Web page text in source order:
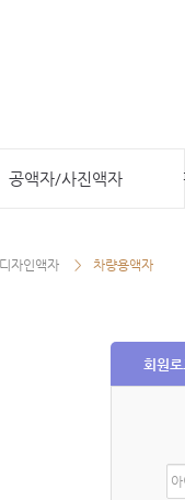
공액자/사진액자
디자인액자 차량용액자
회원